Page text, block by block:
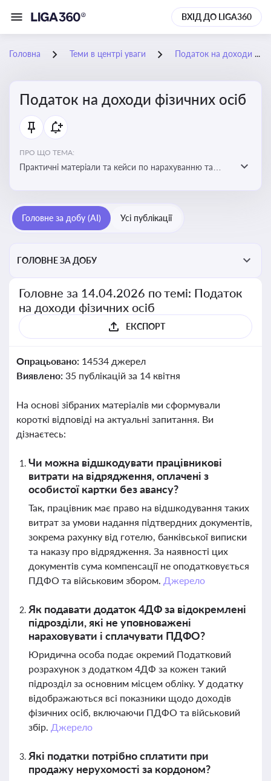
ВХІД ДО LIGA360
Головна Теми в центрі уваги Податок на доходи фізичних осіб
Податок на доходи фізичних осіб
ПРО ЩО ТЕМА:
Практичні матеріали та кейси по нарахуванню та
Головне за добу (AI) Усі публікації
ГОЛОВНЕ ЗА ДОБУ
Головне за 14.04.2026 по темі: Податок
на доходи фізичних осіб
ЕКСПОРТ
Опрацьовано: 14534 джерел
Виявлено: 35 публікацій за 14 квітня
На основі зібраних матеріалів ми сформували
короткі відповіді на актуальні запитання. Ви
дізнаєтесь:
Чи можна відшкодувати працівникові
витрати на відрядження, оплачені з
особистої картки без авансу?
Так, працівник має право на відшкодування таких
витрат за умови надання підтвердних документів,
зокрема рахунку від готелю, банківської виписки
та наказу про відрядження. За наявності цих
документів сума компенсації не оподатковується
ПДФО та військовим збором. Джерело
Як подавати додаток 4ДФ за відокремлені
підрозділи, які не уповноважені
нараховувати і сплачувати ПДФО?
Юридична особа подає окремий Податковий
розрахунок з додатком 4ДФ за кожен такий
підрозділ за основним місцем обліку. У додатку
відображаються всі показники щодо доходів
фізичних осіб, включаючи ПДФО та військовий
збір. Джерело
Які податки потрібно сплатити при
продажу нерухомості за кордоном?